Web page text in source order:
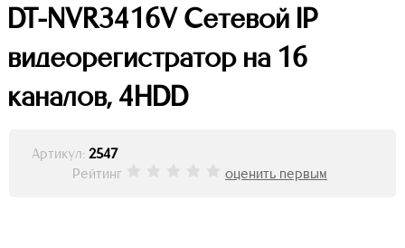
DT-NVR3416V Сетевой IP
видеорегистратор на 16
каналов, 4HDD
Артикул: 2547
Рейтинг
оценить первым